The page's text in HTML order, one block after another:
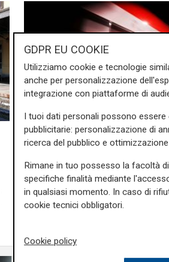
Le cifre
Vacanze di primavera,
secondo le Ferrovie
milioni in viaggio sui
GDPR EU COOKIE
Utilizziamo cookie e tecnologie
anche per personalizzazione
integrazione con piattaforme di
I tuoi dati personali possono
pubblicitarie: personalizzazione di
ricerca del pubblico e
Rimane in tuo possesso la facoltà
specifiche finalità mediante
in qualsiasi momento. In caso di
cookie tecnici obbligatori.
Cookie policy